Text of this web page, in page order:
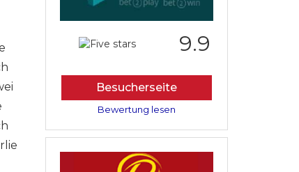
9.9
Besucherseite
Bewertung lesen